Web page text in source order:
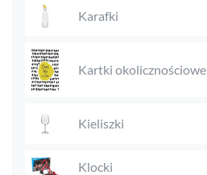
Karafki
Kartki okolicznościowe
Kieliszki
Klocki